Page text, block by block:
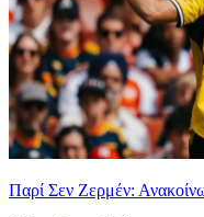
Παρί Σεν Ζερμέν: